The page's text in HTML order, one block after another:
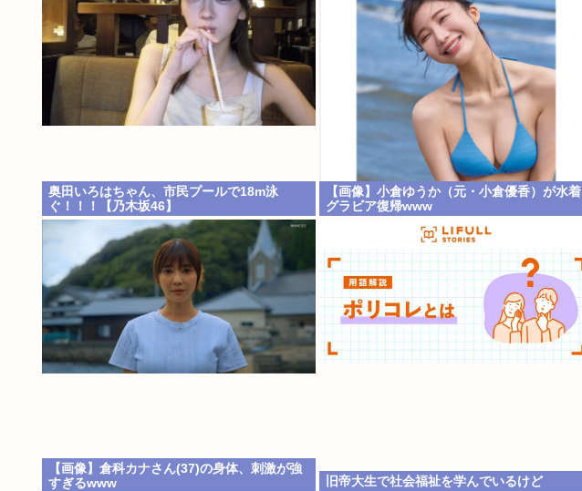
奥田いろはちゃん、市民プールで18m泳
ぐ！！！【乃木坂46】
【画像】小倉ゆうか（元・小倉優香）が水着
グラビア復帰www
【画像】倉科カナさん(37)の身体、刺激が強
すぎるwww
旧帝大生で社会福祉を学んでいるけど